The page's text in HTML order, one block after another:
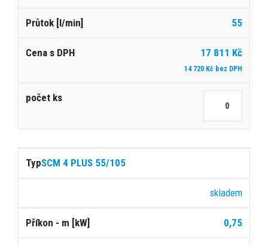
55
17 811 Kč
14 720 Kč bez DPH
SCM 4 PLUS 55/105
skladem
0,75